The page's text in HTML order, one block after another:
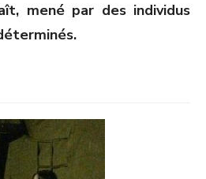
mené par des individus